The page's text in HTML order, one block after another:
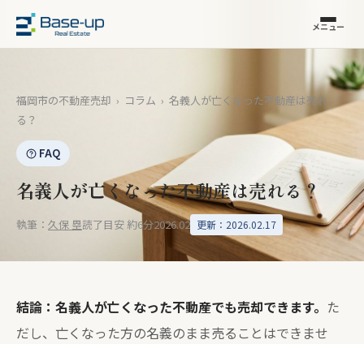
メニュー
福岡市の不動産売却 › コラム › 名義人が亡くなった不動産は売れ
る？
FAQ
名義人が亡くなった不動産は売れる？
執筆： 久保 塁読了目安 約6分2026.02 更新：2026.02.17
結論：名義人が亡くなった不動産でも売却できます。 た
だし、亡くなった方の名義のまま売ることはできませ